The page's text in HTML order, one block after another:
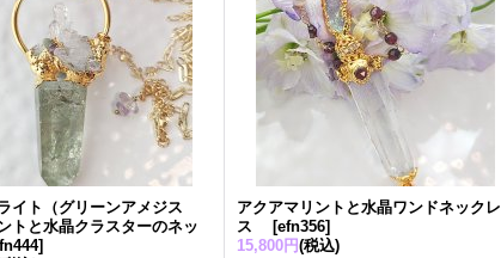
イト（グリーンアメジス
トと水晶クラスターのネッ
]
アクアマリントと水晶ワンドネックレ
ス
[efn356]
15,800円(税込)